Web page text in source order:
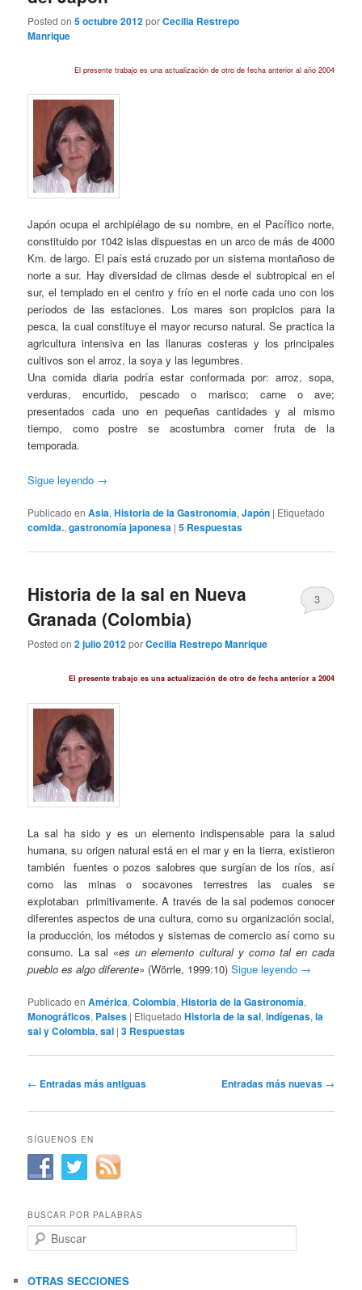
Posted on5 octubre 2012porCecilia Restrepo
Manrique
El presente trabajo es una actualización de otro de fecha anterior al año 2004
Japón ocupa el archipiélago de su nombre, en el Pacífico norte,
constituido por 1042 islas dispuestas en un arco de más de 4000
Km. de largo. El país está cruzado por un sistema montañoso de
norte a sur. Hay diversidad de climas desde el subtropical en el
sur, el templado en el centro y frío en el norte cada uno con los
períodos de las estaciones. Los mares son propicios para la
pesca, la cual constituye el mayor recurso natural. Se practica la
agricultura intensiva en las llanuras costeras y los principales
cultivos son el arroz, la soya y las legumbres.
Una comida diaria podría estar conformada por: arroz, sopa,
verduras, encurtido, pescado o marisco; carne o ave;
presentados cada uno en pequeñas cantidades y al mismo
tiempo, como postre se acostumbra comer fruta de la
temporada.
Sigue leyendo →
Publicado en Asia,Historia de la Gastronomía,Japón | Etiquetado
comida.,gastronomía japonesa |5 Respuestas
Historia de la sal en Nueva
Granada (Colombia)
Posted on2 julio 2012porCecilia Restrepo Manrique
3
El presente trabajo es una actualización de otro de fecha anterior a 2004
La sal ha sido y es un elemento indispensable para la salud
humana, su origen natural está en el mar y en la tierra, existieron
también fuentes o pozos salobres que surgían de los ríos, así
como las minas o socavones terrestres las cuales se
explotaban primitivamente. A través de la sal podemos conocer
diferentes aspectos de una cultura, como su organización social,
la producción, los métodos y sistemas de comercio así como su
consumo. La sal «es un elemento cultural y como tal en cada
pueblo es algo diferente» (Wörrle, 1999:10)Sigue leyendo →
Publicado en América,Colombia,Historia de la Gastronomía,
Monográficos, Paises | Etiquetado Historia de la sal,indígenas,la
sal y Colombia,sal |3 Respuestas
Navegación
entradas
← Entradas más antiguas Entradas más nuevas →
SÍGUENOS EN
BUSCAR POR PALABRAS
u
c
OTRAS SECCIONES